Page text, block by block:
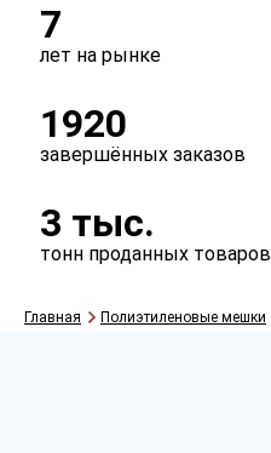
30л
180л
свое
Фальц
есть нет
7
лет на рынке
1920
завершённых заказов
3 тыс.
тонн проданных товаров
Главная Полиэтиленовые мешки